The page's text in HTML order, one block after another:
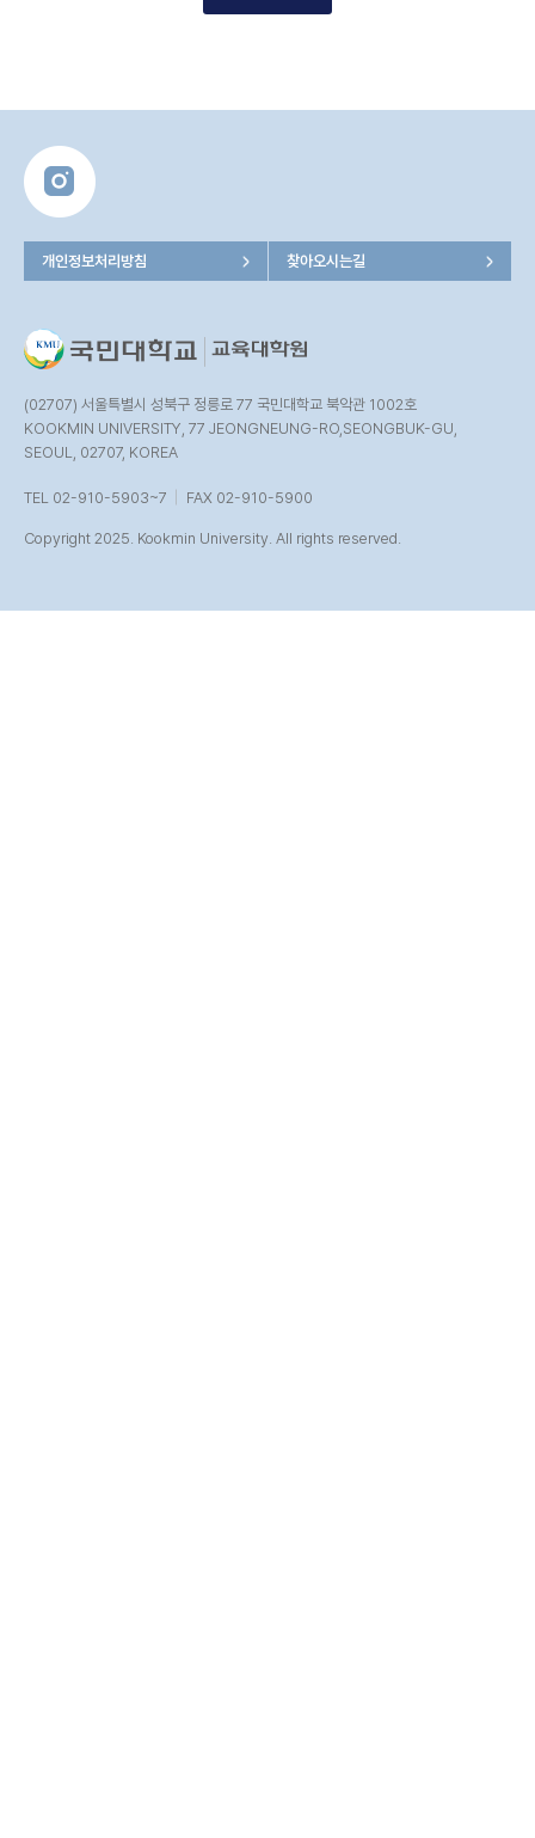
(02707) 서울특별시 성북구 정릉로 77 국민대학교 북악관 1002호
KOOKMIN UNIVERSITY, 77 JEONGNEUNG-RO,SEONGBUK-GU,
SEOUL, 02707, KOREA
TEL 02-910-5903~7 FAX 02-910-5900
Copyright 2025. Kookmin University. All rights reserved.
개인정보처리방침 찾아오시는길